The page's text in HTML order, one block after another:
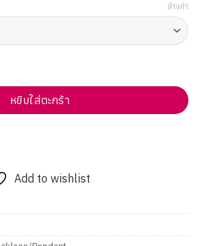
฿.
99,000 ฿.
ล้างค่า
Gold & Black Rhodium Necklace ชิ้น
หยิบใส่ตะกร้า
Add to wishlist